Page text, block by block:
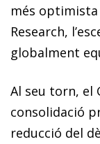
més
Research,
globalment
Al seu torn, el
consolidació
reducció del